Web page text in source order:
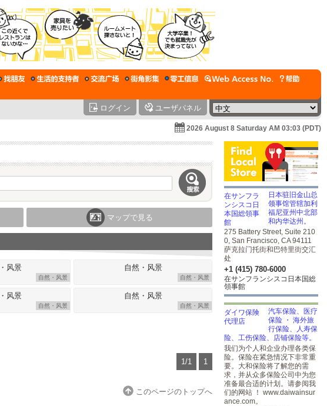
ログイン ユーザパネル
2026 August 8 Saturday AM 03:03 (PDT)
マップで見る
自然・风景
自然・风景
自然・风景
自然・风景
1/1 1
このページのトップへ
日本驻旧金山总
领事馆管辖加利
福尼亚州中北部
和内华达州。
275 Battery Street, Suite 210
0, San Francisco, CA 94111
萨克拉门托街和巴特里街交汇
处
+1 (415) 780-6000
在サンフランシスコ日本国総
領事館
汽车保险、医疗
保险 ・ 海外旅
行保险、人寿保
险、工伤保险、店铺保险等。
我们为个人和企业办理各类保
险。保险在紧急情况下非常重
要。大和保险将了解您的需
求，并从众多保险公司中为您
准备最合适的计划。请参阅我
们的网站 ！ www.daiwainsur
ance.com。